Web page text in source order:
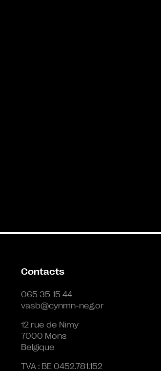
Contacts
065 35 15 44
vasb@cynmn-neg.or
12 rue de Nimy
7000 Mons
Belgique
TVA : BE 0452.781.152